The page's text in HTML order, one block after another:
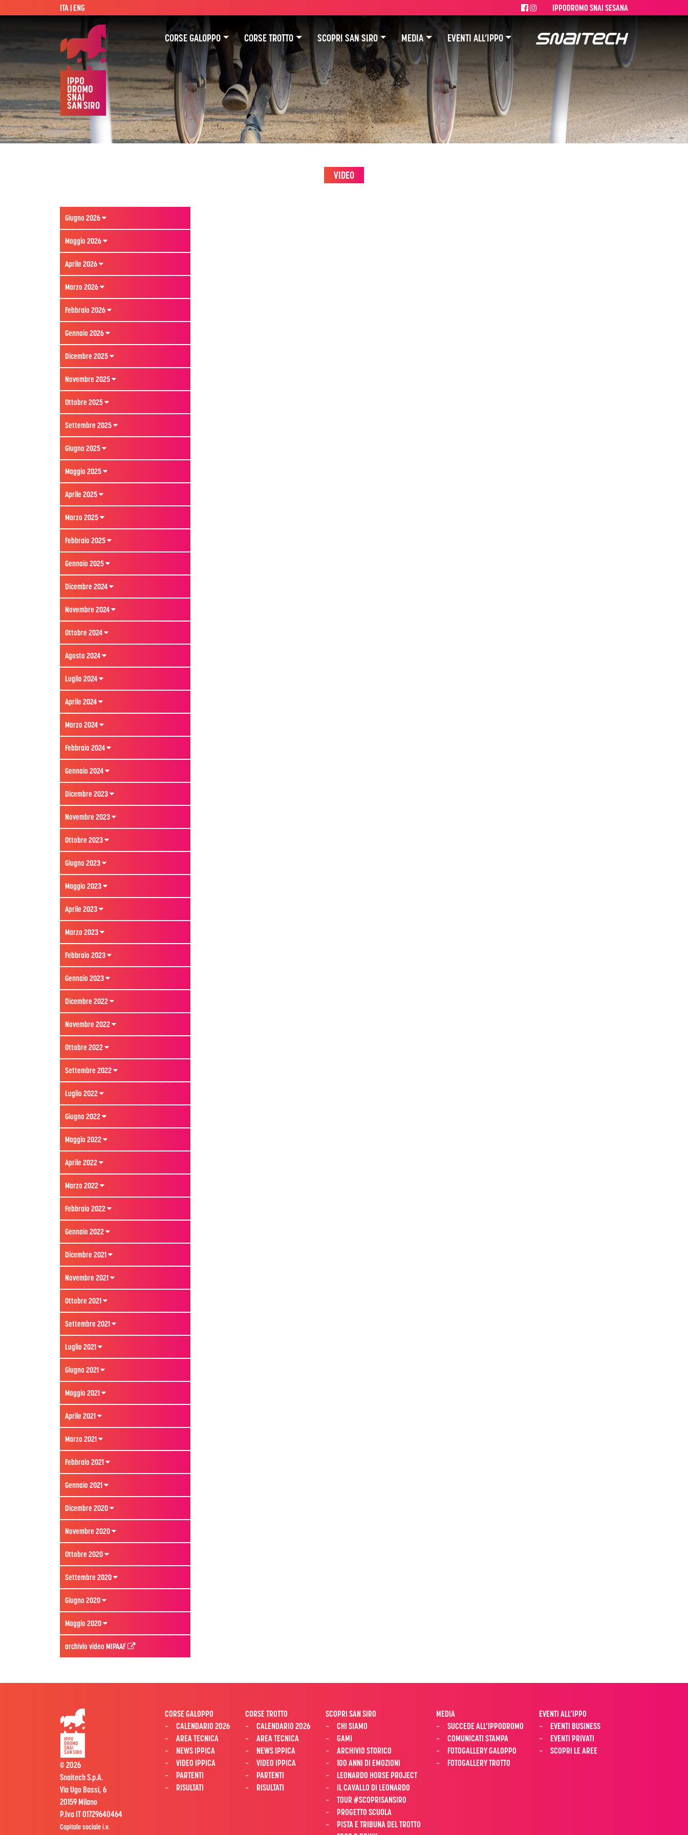
ITA | ENG IPPODROMO SNAI SESANA
CORSE GALOPPO CORSE TROTTO SCOPRI SAN SIRO MEDIA EVENTI ALL’IPPO
VIDEO
Giugno 2026
Maggio 2026
Aprile 2026
Marzo 2026
Febbraio 2026
Gennaio 2026
Dicembre 2025
Novembre 2025
Ottobre 2025
Settembre 2025
Giugno 2025
Maggio 2025
Aprile 2025
Marzo 2025
Febbraio 2025
Gennaio 2025
Dicembre 2024
Novembre 2024
Ottobre 2024
Agosto 2024
Luglio 2024
Aprile 2024
Marzo 2024
Febbraio 2024
Gennaio 2024
Dicembre 2023
Novembre 2023
Ottobre 2023
Giugno 2023
Maggio 2023
Aprile 2023
Marzo 2023
Febbraio 2023
Gennaio 2023
Dicembre 2022
Novembre 2022
Ottobre 2022
Settembre 2022
Luglio 2022
Giugno 2022
Maggio 2022
Aprile 2022
Marzo 2022
Febbraio 2022
Gennaio 2022
Dicembre 2021
Novembre 2021
Ottobre 2021
Settembre 2021
Luglio 2021
Giugno 2021
Maggio 2021
Aprile 2021
Marzo 2021
Febbraio 2021
Gennaio 2021
Dicembre 2020
Novembre 2020
Ottobre 2020
Settembre 2020
Giugno 2020
Maggio 2020
archivio video MIPAAF
© 2026
Snaitech S.p.A.
Via Ugo Bassi, 6
20159 Milano
P.Iva IT 01729640464
Capitale sociale i.v.
CORSE GALOPPO
CALENDARIO 2026
AREA TECNICA
NEWS IPPICA
VIDEO IPPICA
PARTENTI
RISULTATI
CORSE TROTTO
CALENDARIO 2026
AREA TECNICA
NEWS IPPICA
VIDEO IPPICA
PARTENTI
RISULTATI
SCOPRI SAN SIRO
CHI SIAMO
GAMI
ARCHIVIO STORICO
100 ANNI DI EMOZIONI
LEONARDO HORSE PROJECT
IL CAVALLO DI LEONARDO
TOUR #SCOPRISANSIRO
PROGETTO SCUOLA
PISTA E TRIBUNA DEL TROTTO
MEDIA
SUCCEDE ALL’IPPODROMO
COMUNICATI STAMPA
FOTOGALLERY GALOPPO
FOTOGALLERY TROTTO
EVENTI ALL’IPPO
EVENTI BUSINESS
EVENTI PRIVATI
SCOPRI LE AREE